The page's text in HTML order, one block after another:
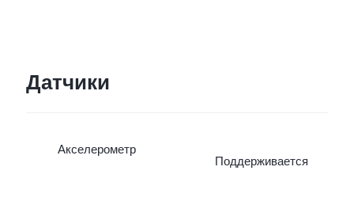
Датчики
Акселерометр
Поддерживается